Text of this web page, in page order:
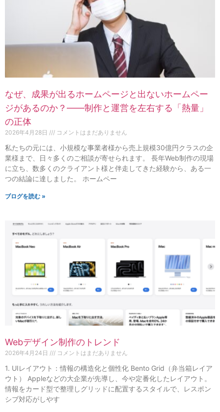
なぜ、成果が出るホームページと出ないホームペー
ジがあるのか？——制作と運営を左右する「熱量」
の正体
2026年4月28日 コメントはまだありません
私たちの元には、小規模な事業者様から売上規模30億円クラスの企
業様まで、日々多くのご相談が寄せられます。 長年Web制作の現場
に立ち、数多くのクライアント様と伴走してきた経験から、ある一
つの結論に達しました。 ホームペー
ブログを読む »
Webデザイン制作のトレンド
2026年4月24日 コメントはまだありません
1. UIレイアウト：情報の構造化と個性化 Bento Grid（弁当箱レイア
ウト） Appleなどの大企業が先導し、今や定番化したレイアウト。
情報をカード型で整理しグリッドに配置するスタイルで、レスポン
シブ対応がしやす